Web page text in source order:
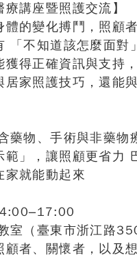
講座暨照護交流】
的變化搏鬥，照顧
不知道該怎麼面對
得正確資訊與支持
家照護技巧，還能
藥物、手術與非藥物
」，讓照顧更省力
就能動起來
室（臺東市浙江路
者、關懷者，以及